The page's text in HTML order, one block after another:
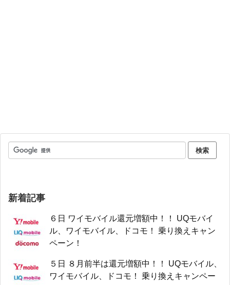
新着記事
６日 ワイモバイル還元増額中！！ UQモバイ
ル、ワイモバイル、ドコモ！ 乗り換えキャン
ペーン！
５日 ８月前半は還元増額中！！ UQモバイル、
ワイモバイル、ドコモ！ 乗り換えキャンペー